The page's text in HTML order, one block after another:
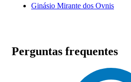
Ginásio Mirante dos Ovnis
Perguntas frequentes